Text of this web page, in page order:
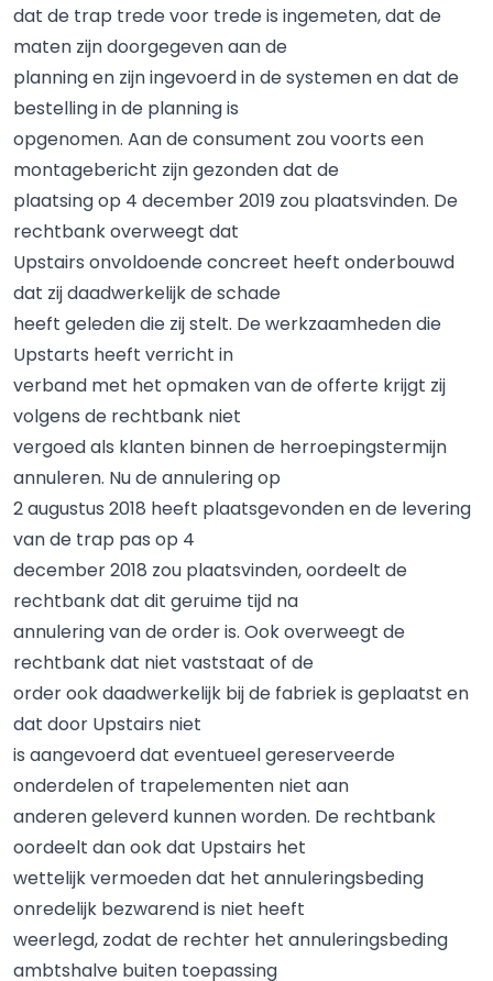
dat de trap trede voor trede is ingemeten, dat de
maten zijn doorgegeven aan de
planning en zijn ingevoerd in de systemen en dat de
bestelling in de planning is
opgenomen. Aan de consument zou voorts een
montagebericht zijn gezonden dat de
plaatsing op 4 december 2019 zou plaatsvinden. De
rechtbank overweegt dat
Upstairs onvoldoende concreet heeft onderbouwd
dat zij daadwerkelijk de schade
heeft geleden die zij stelt. De werkzaamheden die
Upstarts heeft verricht in
verband met het opmaken van de offerte krijgt zij
volgens de rechtbank niet
vergoed als klanten binnen de herroepingstermijn
annuleren. Nu de annulering op
2 augustus 2018 heeft plaatsgevonden en de levering
van de trap pas op 4
december 2018 zou plaatsvinden, oordeelt de
rechtbank dat dit geruime tijd na
annulering van de order is. Ook overweegt de
rechtbank dat niet vaststaat of de
order ook daadwerkelijk bij de fabriek is geplaatst en
dat door Upstairs niet
is aangevoerd dat eventueel gereserveerde
onderdelen of trapelementen niet aan
anderen geleverd kunnen worden. De rechtbank
oordeelt dan ook dat Upstairs het
wettelijk vermoeden dat het annuleringsbeding
onredelijk bezwarend is niet heeft
weerlegd, zodat de rechter het annuleringsbeding
ambtshalve buiten toepassing